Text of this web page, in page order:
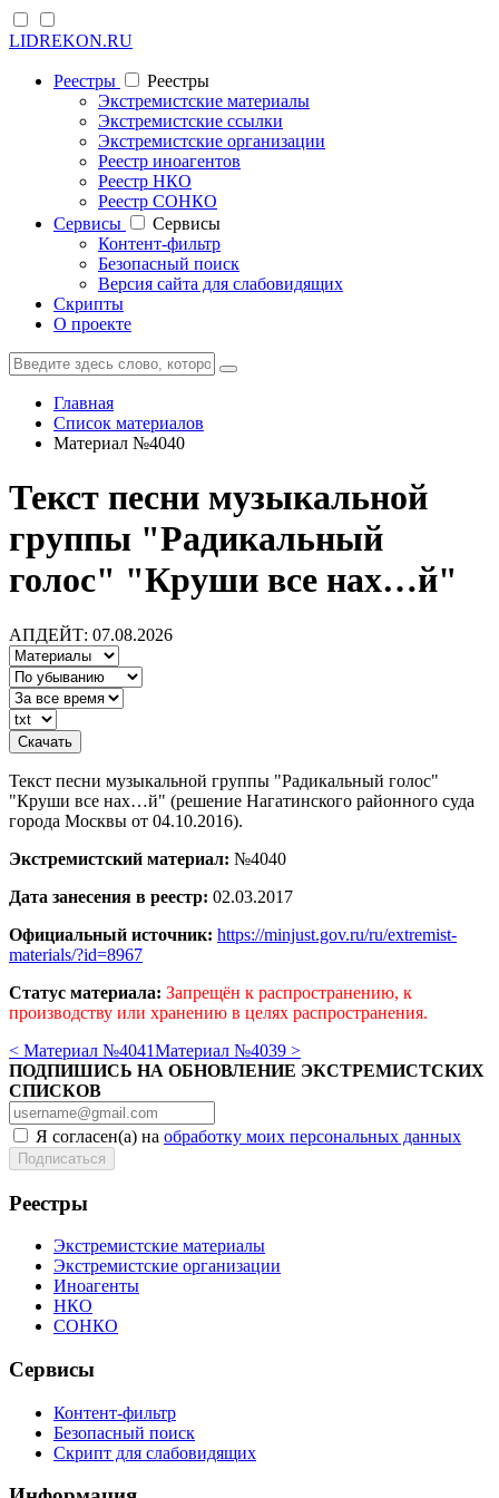
LIDREKON.RU
Реестры
Реестры
Экстремистские материалы
Экстремистские ссылки
Экстремистские организации
Реестр иноагентов
Реестр НКО
Реестр СОНКО
Cервисы
Cервисы
Контент-фильтр
Безопасный поиск
Версия сайта для слабовидящих
Скрипты
О проекте
Главная
Список материалов
Материал №4040
Текст песни музыкальной
группы "Радикальный
голос" "Круши все нах…й"
АПДЕЙТ: 07.08.2026
Текст песни музыкальной группы "Радикальный голос"
"Круши все нах…й" (решение Нагатинского районного суда
города Москвы от 04.10.2016).
Экстремистский материал: №4040
Дата занесения в реестр: 02.03.2017
Официальный источник: https://minjust.gov.ru/ru/extremist-
materials/?id=8967
Статус материала: Запрещён к распространению, к
производству или хранению в целях распространения.
< Материал №4041Материал №4039 >
ПОДПИШИСЬ НА ОБНОВЛЕНИЕ ЭКСТРЕМИСТСКИХ
СПИСКОВ
Я согласен(а) на обработку моих персональных данных
Реестры
Экстремистские материалы
Экстремистские организации
Иноагенты
НКО
СОНКО
Сервисы
Контент-фильтр
Безопасный поиск
Скрипт для слабовидящих